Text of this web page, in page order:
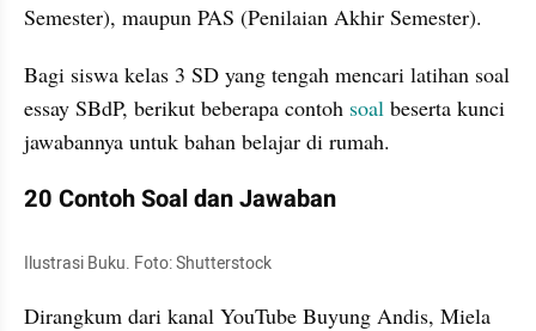
Semester), maupun PAS (Penilaian Akhir Semester).
Bagi siswa kelas 3 SD yang tengah mencari latihan soal
essay SBdP, berikut beberapa contoh soal beserta kunci
jawabannya untuk bahan belajar di rumah.
20 Contoh Soal dan Jawaban
Ilustrasi Buku. Foto: Shutterstock
Dirangkum dari kanal YouTube Buyung Andis, Miela